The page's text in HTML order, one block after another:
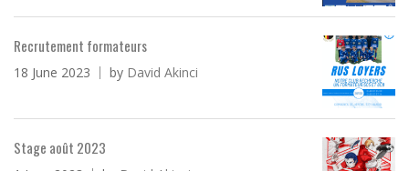
Recrutement formateurs
18 June 2023 by David Akinci
Stage août 2023